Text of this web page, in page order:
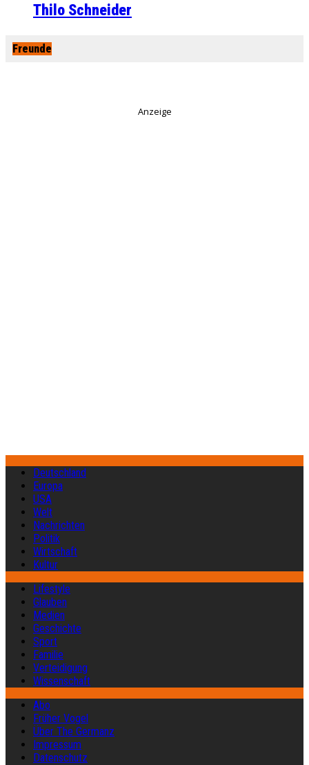
Thilo Schneider
Freunde
Anzeige
Deutschland
Europa
USA
Welt
Nachrichten
Politik
Wirtschaft
Kultur
Lifestyle
Glauben
Medien
Geschichte
Sport
Familie
Verteidigung
Wissenschaft
Abo
Früher Vogel
Über The Germanz
Impressum
Datenschutz